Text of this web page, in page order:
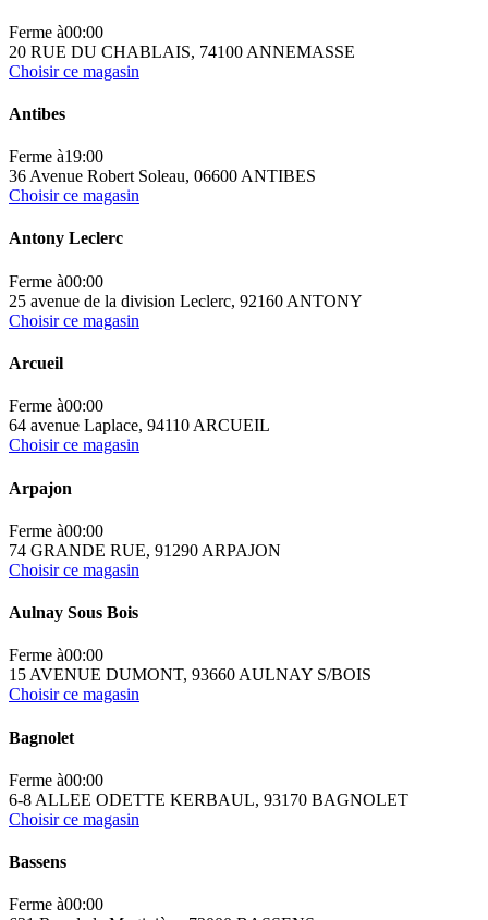
Ferme à00:00
20 RUE DU CHABLAIS, 74100 ANNEMASSE
Choisir ce magasin
Antibes
Ferme à19:00
36 Avenue Robert Soleau, 06600 ANTIBES
Choisir ce magasin
Antony Leclerc
Ferme à00:00
25 avenue de la division Leclerc, 92160 ANTONY
Choisir ce magasin
Arcueil
Ferme à00:00
64 avenue Laplace, 94110 ARCUEIL
Choisir ce magasin
Arpajon
Ferme à00:00
74 GRANDE RUE, 91290 ARPAJON
Choisir ce magasin
Aulnay Sous Bois
Ferme à00:00
15 AVENUE DUMONT, 93660 AULNAY S/BOIS
Choisir ce magasin
Bagnolet
Ferme à00:00
6-8 ALLEE ODETTE KERBAUL, 93170 BAGNOLET
Choisir ce magasin
Bassens
Ferme à00:00